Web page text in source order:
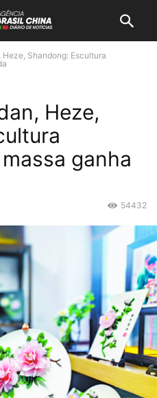
Shandong: Escultura
Heze,
ganha
54432